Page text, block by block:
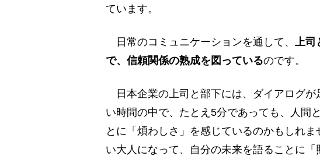
ています。
日常のコミュニケーションを通して、 上司
で、信頼関係の熟成を図っているのです。
日本企業の上司と部下には、ダイアログが
い時間の中で、たとえ5分であっても、人間
とに「煩わしさ」を感じているのかもしれ
い大人になって、自分の未来を語ることに